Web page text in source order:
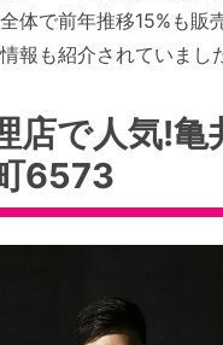
体で前年推移15%も販
報も紹介されていまし
店で人気!亀
6573